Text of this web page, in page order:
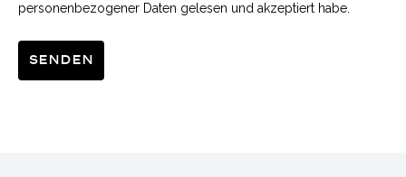
personenbezogener Daten gelesen und akzeptiert habe.
Senden